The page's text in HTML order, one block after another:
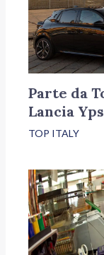
Parte da
Lancia
TOP ITALY